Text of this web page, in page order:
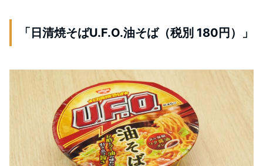
「日清焼そばU.F.O.油そば（税別 180円）」